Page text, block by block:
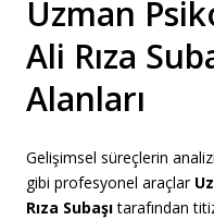
Uzman
Ali Rıza
Alanları
Gelişimsel süreçlerin
gibi profesyonel araçlar
Rıza Subaşıtarafından